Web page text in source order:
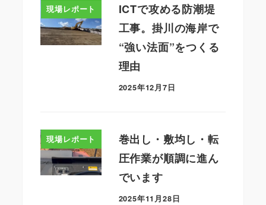
現場レポート
ICTで攻める防潮堤
工事。掛川の海岸で
“強い法面”をつくる
理由
2025年12月7日
現場レポート
巻出し・敷均し・転
圧作業が順調に進ん
でいます
2025年11月28日